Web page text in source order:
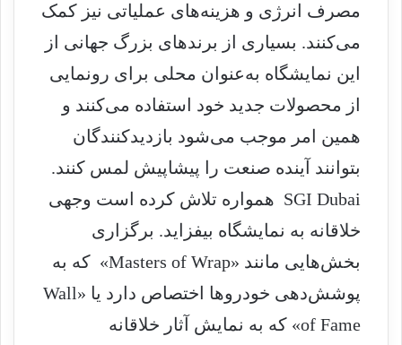
مصرف انرژی و هزینه‌های عملیاتی نیز کمک
می‌کنند. بسیاری از برندهای بزرگ جهانی از
این نمایشگاه به‌عنوان محلی برای رونمایی
از محصولات جدید خود استفاده می‌کنند و
همین امر موجب می‌شود بازدیدکنندگان
بتوانند آینده صنعت را پیشاپیش لمس کنند.
SGI Dubai همواره تلاش کرده است وجهی
خلاقانه به نمایشگاه بیفزاید. برگزاری
بخش‌هایی مانند «Masters of Wrap» که به
پوشش‌دهی خودروها اختصاص دارد یا «Wall
of Fame» که به نمایش آثار خلاقانه